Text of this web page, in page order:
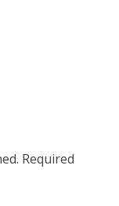
Required